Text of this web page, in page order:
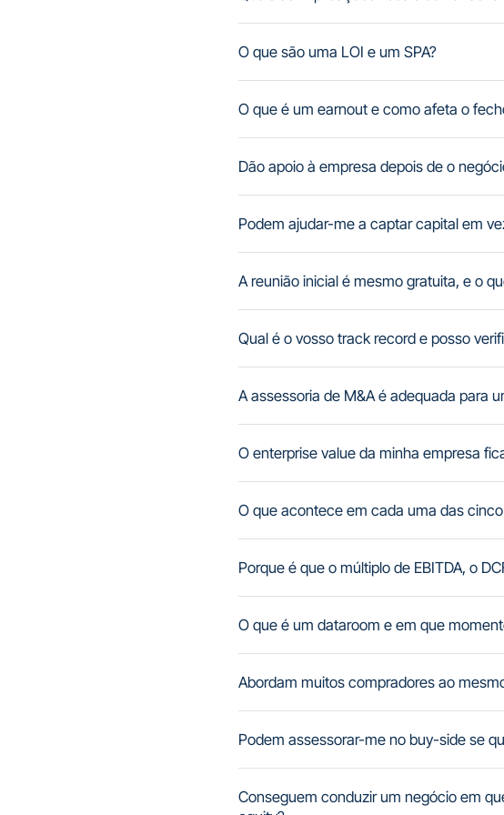
O que são uma LOI e um SPA?
O que é um earnout e como afeta o
Dão apoio à empresa depois de o
Podem ajudar-me a captar capital em
A reunião inicial é mesmo gratuita, e o
Qual é o vosso track record e posso
A assessoria de M&A é adequada para
O enterprise value da minha empresa
O que acontece em cada uma das
Porque é que o múltiplo de EBITDA, o
O que é um dataroom e em que
Abordam muitos compradores ao
Podem assessorar-me no buy-side se
Conseguem conduzir um negócio em